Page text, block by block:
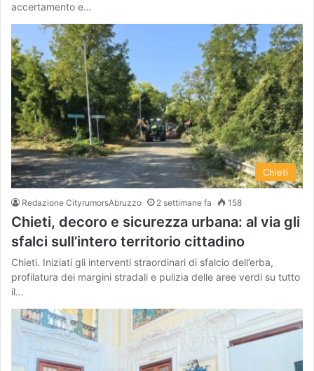
accertamento e…
Chieti
Redazione CityrumorsAbruzzo 2 settimane fa 158
Chieti, decoro e sicurezza urbana: al via gli
sfalci sull’intero territorio cittadino
Chieti. Iniziati gli interventi straordinari di sfalcio dell’erba,
profilatura dei margini stradali e pulizia delle aree verdi su tutto
il…